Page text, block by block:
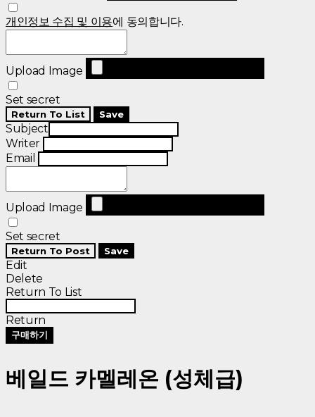
개인정보 수집 및 이용에 동의합니다.
Upload Image
Set secret
Return To List Save
Subject
Writer
Email
Upload Image
Set secret
Return To Post Save
Edit
Delete
Return To List
Return
구매하기
베일드 카멜레온 (성체급)